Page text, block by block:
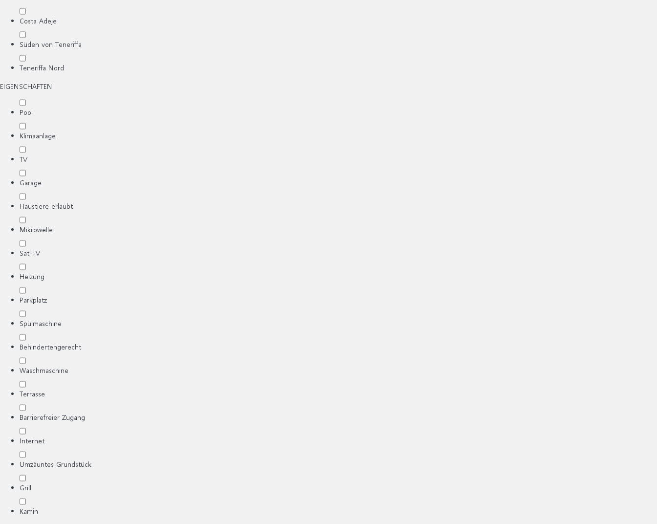
Costa Adeje
Süden von Teneriffa
Teneriffa Nord
EIGENSCHAFTEN
Pool
Klimaanlage
TV
Garage
Haustiere erlaubt
Mikrowelle
Sat-TV
Heizung
Parkplatz
Spülmaschine
Behindertengerecht
Waschmaschine
Terrasse
Barrierefreier Zugang
Internet
Umzäuntes Grundstück
Grill
Kamin